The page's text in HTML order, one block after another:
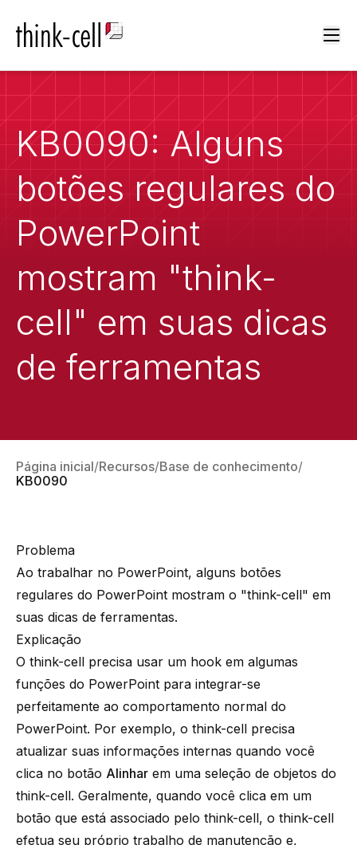
KB0090: Alguns
botões regulares do
PowerPoint
mostram "think-
cell" em suas dicas
de ferramentas
Página inicial Recursos Base de conhecimento
KB0090
Problema
Ao trabalhar no PowerPoint, alguns botões
regulares do PowerPoint mostram o "think-cell" em
suas dicas de ferramentas.
Explicação
O think-cell precisa usar um hook em algumas
funções do PowerPoint para integrar-se
perfeitamente ao comportamento normal do
PowerPoint. Por exemplo, o think-cell precisa
atualizar suas informações internas quando você
clica no botão Alinhar em uma seleção de objetos do
think-cell. Geralmente, quando você clica em um
botão que está associado pelo think-cell, o think-cell
efetua seu próprio trabalho de manutenção e,